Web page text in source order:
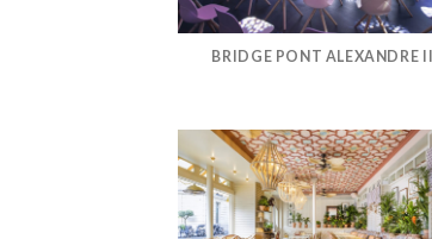
BRIDGE PONT ALEXANDRE III